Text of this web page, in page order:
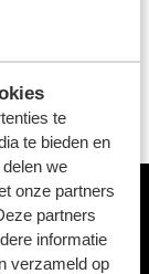
te
te bieden en
we
onze partners
partners
informatie
verzameld op
met zijn